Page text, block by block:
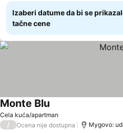
Izaberi datume da bi se
tačne cene
Cela kuća/apartman
Monte Blu
/ Ocena nije dostupna Mygovo: